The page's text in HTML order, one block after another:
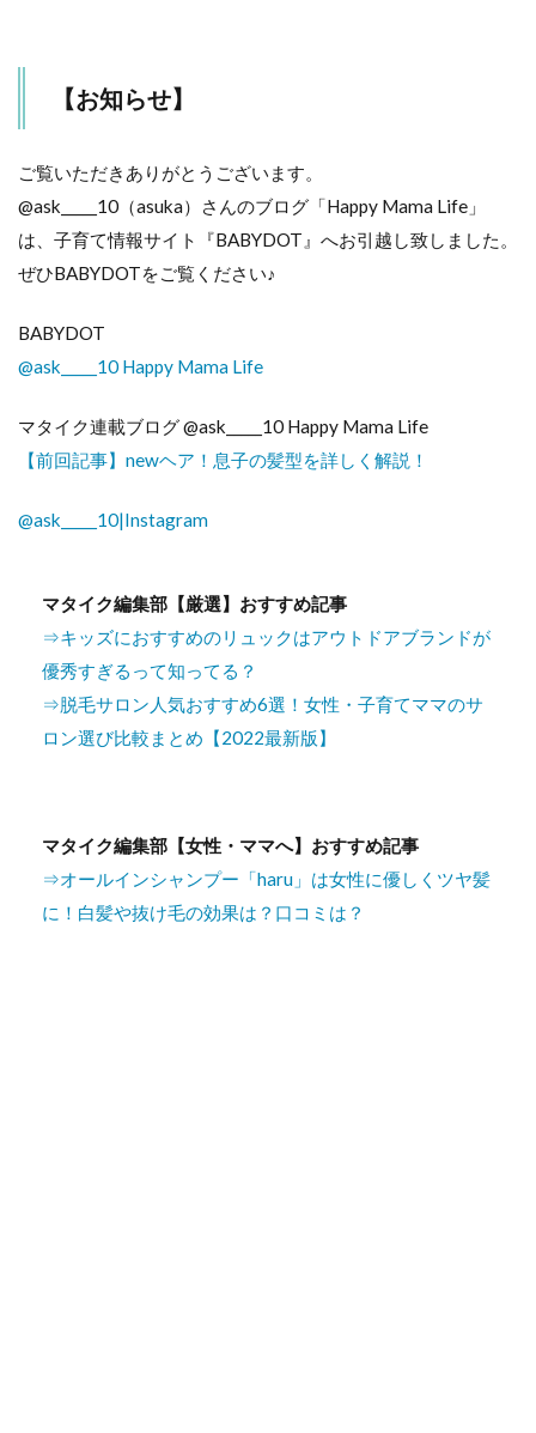
【お知らせ】
ご覧いただきありがとうございます。
@ask_____10（asuka）さんのブログ「Happy Mama Life」
は、子育て情報サイト『BABYDOT』へお引越し致しました。
ぜひBABYDOTをご覧ください♪
BABYDOT
@ask_____10 Happy Mama Life
マタイク連載ブログ @ask_____10 Happy Mama Life
【前回記事】newヘア！息子の髪型を詳しく解説！
@ask_____10|Instagram
マタイク編集部【厳選】おすすめ記事
⇒キッズにおすすめのリュックはアウトドアブランドが
優秀すぎるって知ってる？
⇒脱毛サロン人気おすすめ6選！女性・子育てママのサ
ロン選び比較まとめ【2022最新版】
マタイク編集部【女性・ママへ】おすすめ記事
⇒オールインシャンプー「haru」は女性に優しくツヤ髪
に！白髪や抜け毛の効果は？口コミは？